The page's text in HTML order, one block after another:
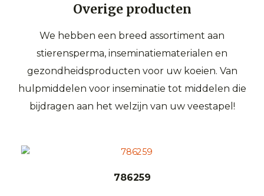
Overige producten
We hebben een breed assortiment aan
stierensperma, inseminatiematerialen en
gezondheidsproducten voor uw koeien. Van
hulpmiddelen voor inseminatie tot middelen die
bijdragen aan het welzijn van uw veestapel!
786259